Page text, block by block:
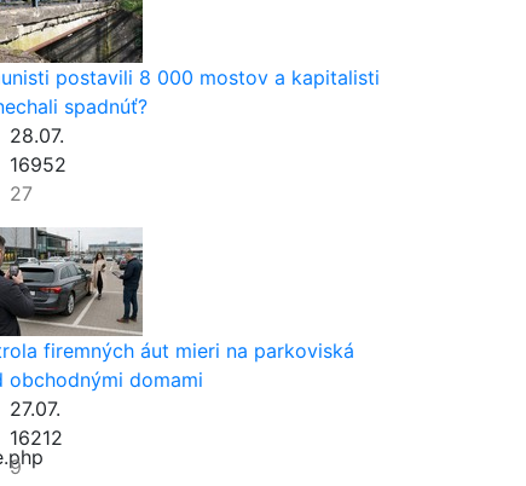
postavili 8 000 mostov a kapitalisti
spadnúť?
28.07.
16952
27
firemných áut mieri na parkoviská
obchodnými domami
27.07.
16212
9